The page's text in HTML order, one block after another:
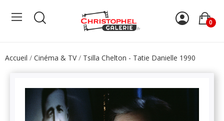
0
Accueil Cinéma & TV Tsilla Chelton - Tatie Danielle 1990